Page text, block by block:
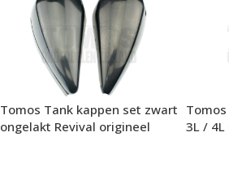
Tomos Tank kappen set zwart
ongelakt Revival origineel
3L /